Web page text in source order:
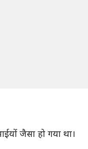
जैसा हो गया था।